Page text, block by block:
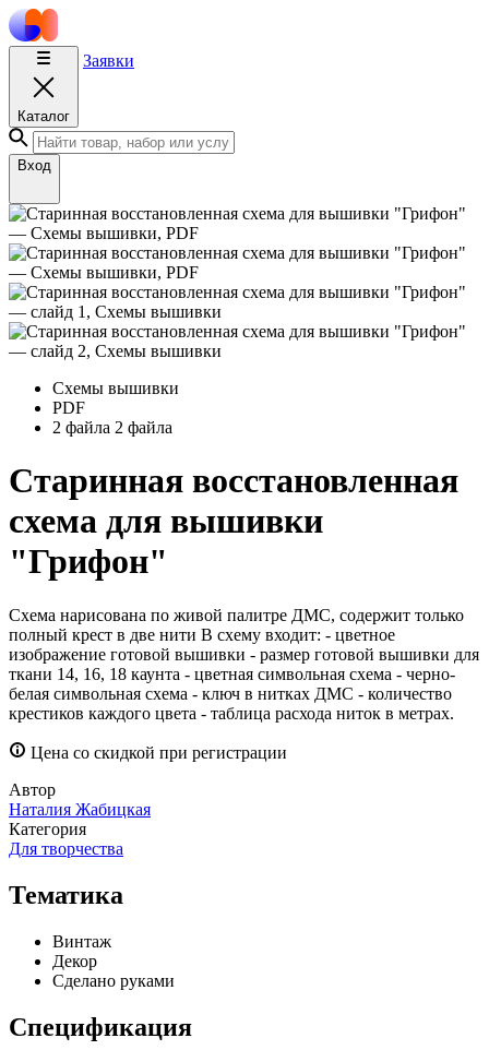
Каталог
Заявки
Вход
Схемы вышивки
PDF
2 файла 2 файла
Старинная восстановленная
схема для вышивки
"Грифон"
Схема нарисована по живой палитре ДМС, содержит только
полный крест в две нити В схему входит: - цветное
изображение готовой вышивки - размер готовой вышивки для
ткани 14, 16, 18 каунта - цветная символьная схема - черно-
белая символьная схема - ключ в нитках ДМС - количество
крестиков каждого цвета - таблица расхода ниток в метрах.
Цена со скидкой при регистрации
Автор
Наталия Жабицкая
Категория
Для творчества
Тематика
Винтаж
Декор
Сделано руками
Спецификация